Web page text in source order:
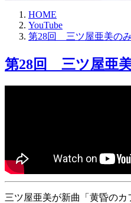
HOME
YouTube
第28回 三ツ屋亜美の
第28回 三ツ屋亜
三ツ屋亜美が新曲「黄昏のカ